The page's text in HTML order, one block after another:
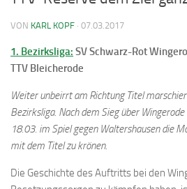
VON KARL KOPF · 07.03.2017
1. Bezirksliga: SV Schwarz-Rot
TTV Bleicherode
Weiter unbeirrt am Richtung Titel
Bezirksliga. Nach dem Sieg über
18.03. im Spiel gegen Waltershausen die
mit dem Titel zu krönen.
Die Geschichte des Auftritts bei den